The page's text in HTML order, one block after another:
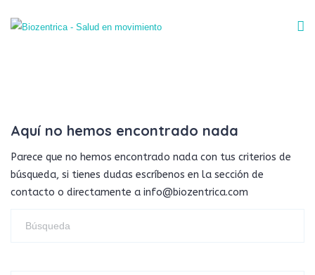
Aquí no hemos encontrado nada
Parece que no hemos encontrado nada con tus criterios de
búsqueda, si tienes dudas escríbenos en la sección de
contacto o directamente a info@biozentrica.com